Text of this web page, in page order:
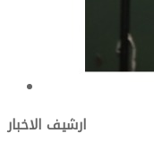
ارشيف الاخبار